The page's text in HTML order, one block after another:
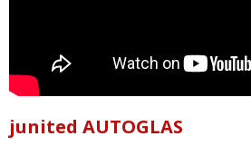
Lexikon
junited AUTOGLAS